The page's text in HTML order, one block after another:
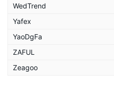
WedTrend
Yafex
YaoDgFa
ZAFUL
Zeagoo